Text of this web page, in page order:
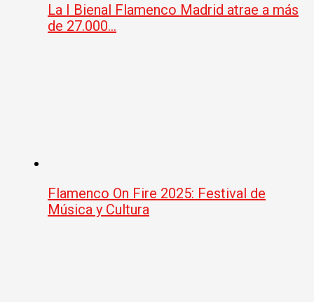
La I Bienal Flamenco Madrid atrae a más
de 27.000…
Flamenco On Fire 2025: Festival de
Música y Cultura